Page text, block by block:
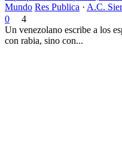
Mundo Res Publica · A.C.
0
4
Un venezolano escribe a los
con rabia, sino con...